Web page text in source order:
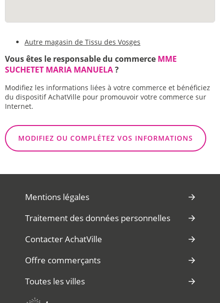
Autre magasin de Tissu des Vosges
Vous êtes le responsable du commerce MME
SUCHETET MARIA MANUELA?
Modifiez les informations liées à votre commerce et bénéficiez
du dispositif AchatVille pour promouvoir votre commerce sur
Internet.
MODIFIEZ OU COMPLÉTEZ VOS INFORMATIONS
Mentions légales
Traitement des données personnelles
Contacter AchatVille
Offre commerçants
Toutes les villes